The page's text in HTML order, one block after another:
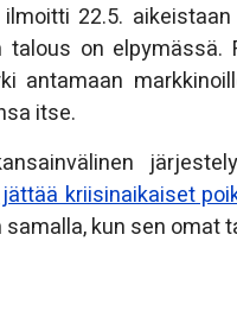
22.5.
on
antamaan
itse.
kriisinaikaiset
kun sen omat